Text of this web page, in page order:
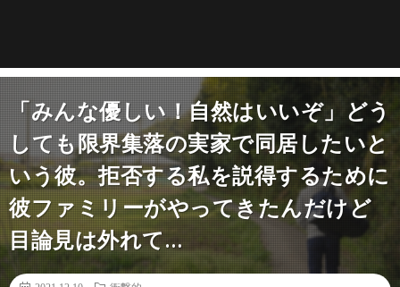
「みんな優しい！自然はいいぞ」どう
しても限界集落の実家で同居したいと
いう彼。拒否する私を説得するために
彼ファミリーがやってきたんだけど
目論見は外れて…